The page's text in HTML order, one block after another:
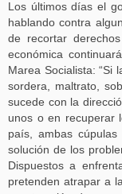
Los últimos días el
hablando contra
de recortar
económica
Marea Socialista: “Si
sordera, maltrato,
sucede con la
unos o en recuperar
país, ambas
solución de los
Dispuestos a
pretenden atrapar a